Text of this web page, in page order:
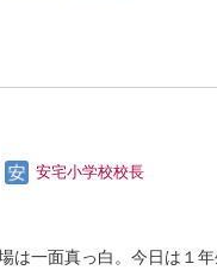
安宅小学校校長
は一面真っ白。今日は１